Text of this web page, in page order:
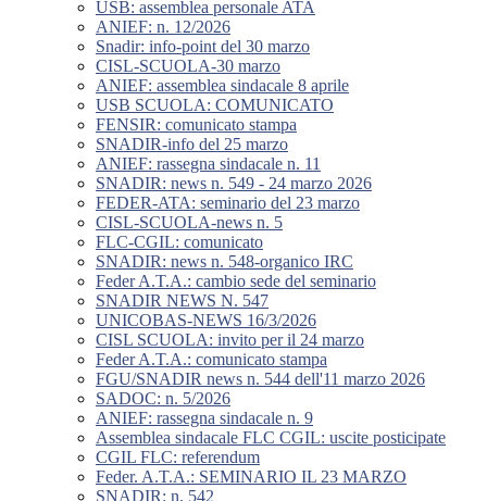
USB: assemblea personale ATA
ANIEF: n. 12/2026
Snadir: info-point del 30 marzo
CISL-SCUOLA-30 marzo
ANIEF: assemblea sindacale 8 aprile
USB SCUOLA: COMUNICATO
FENSIR: comunicato stampa
SNADIR-info del 25 marzo
ANIEF: rassegna sindacale n. 11
SNADIR: news n. 549 - 24 marzo 2026
FEDER-ATA: seminario del 23 marzo
CISL-SCUOLA-news n. 5
FLC-CGIL: comunicato
SNADIR: news n. 548-organico IRC
Feder A.T.A.: cambio sede del seminario
SNADIR NEWS N. 547
UNICOBAS-NEWS 16/3/2026
CISL SCUOLA: invito per il 24 marzo
Feder A.T.A.: comunicato stampa
FGU/SNADIR news n. 544 dell'11 marzo 2026
SADOC: n. 5/2026
ANIEF: rassegna sindacale n. 9
Assemblea sindacale FLC CGIL: uscite posticipate
CGIL FLC: referendum
Feder. A.T.A.: SEMINARIO IL 23 MARZO
SNADIR: n. 542